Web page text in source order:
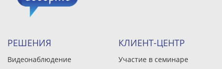
РЕШЕНИЯ
Видеонаблюдение
КЛИЕНТ-ЦЕНТР
Участие в семинаре